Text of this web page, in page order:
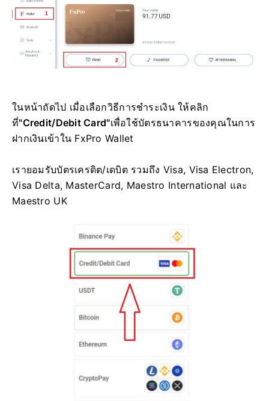
ในหน้าถัดไป เมื่อเลือกวิธีการชำระเงิน ให้คลิก
ที่"Credit/Debit Card"เพื่อใช้บัตรธนาคารของคุณในการ
ฝากเงินเข้าใน FxPro Wallet
เรายอมรับบัตรเครดิต/เดบิต รวมถึง Visa, Visa Electron,
Visa Delta, MasterCard, Maestro International และ
Maestro UK